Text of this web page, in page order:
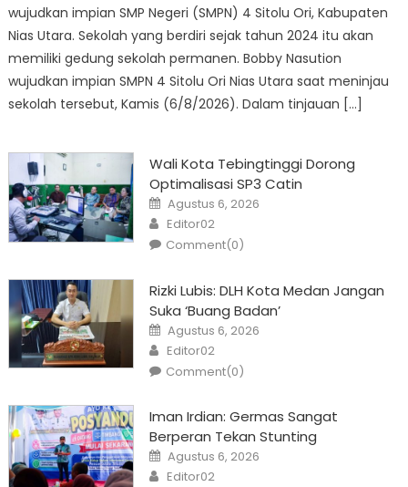
wujudkan impian SMP Negeri (SMPN) 4 Sitolu Ori, Kabupaten
Nias Utara. Sekolah yang berdiri sejak tahun 2024 itu akan
memiliki gedung sekolah permanen. Bobby Nasution
wujudkan impian SMPN 4 Sitolu Ori Nias Utara saat meninjau
sekolah tersebut, Kamis (6/8/2026). Dalam tinjauan […]
Wali Kota Tebingtinggi Dorong
Optimalisasi SP3 Catin
Posted
on
Agustus 6, 2026
Author
Editor02
Comment(0)
Rizki Lubis: DLH Kota Medan Jangan
Suka ‘Buang Badan’
Posted
on
Agustus 6, 2026
Author
Editor02
Comment(0)
Iman Irdian: Germas Sangat
Berperan Tekan Stunting
Posted
on
Agustus 6, 2026
Author
Editor02